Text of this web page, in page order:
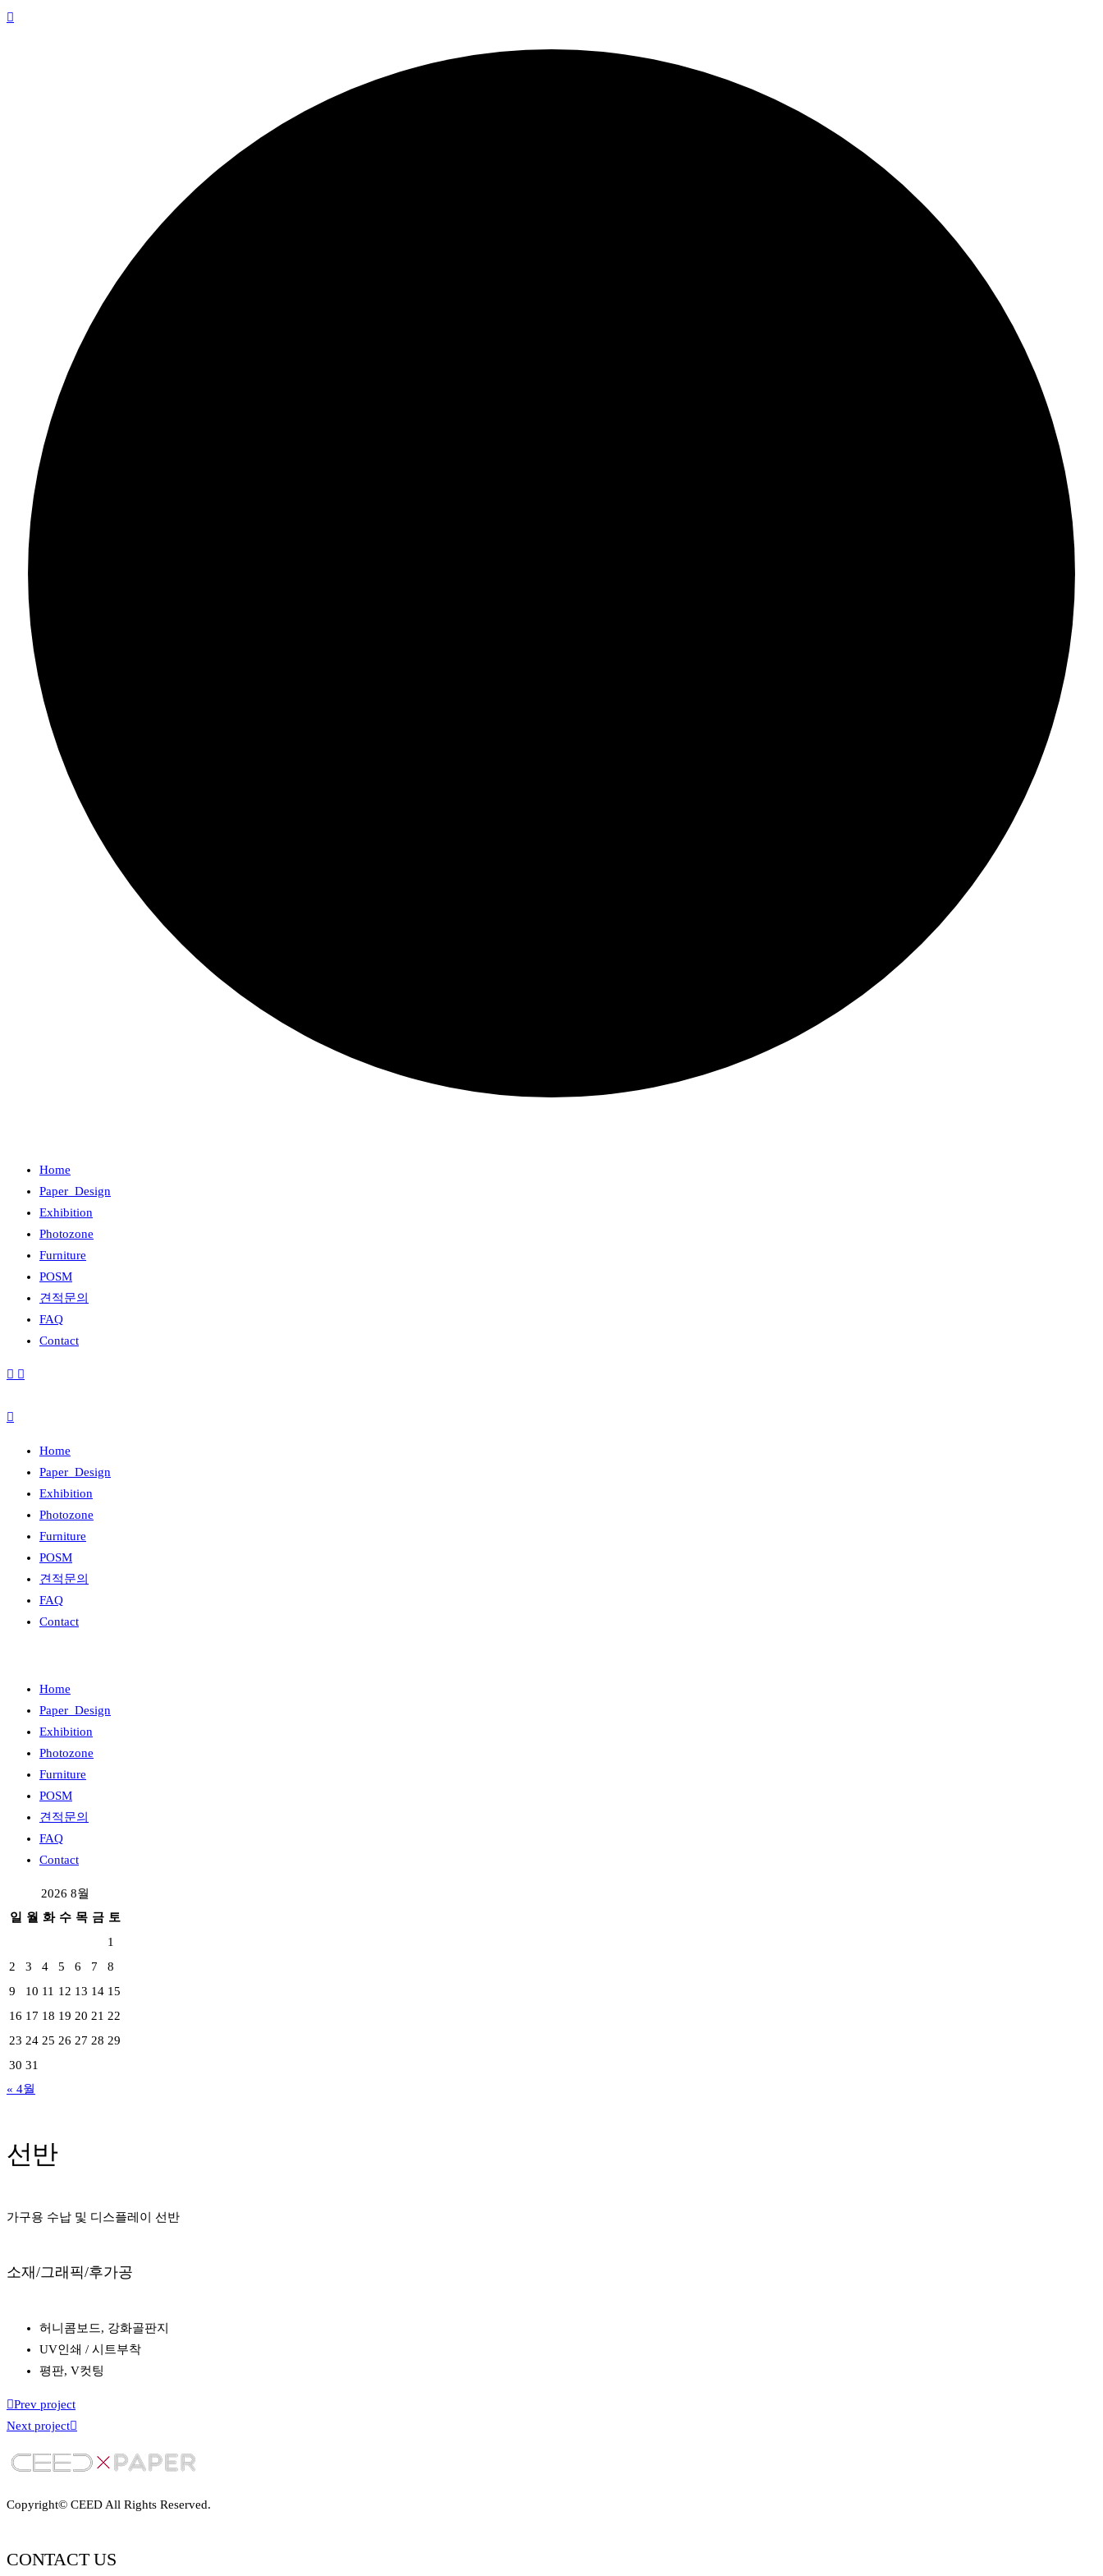
Home
Paper_Design
Exhibition
Photozone
Furniture
POSM
견적문의
FAQ
Contact
Home
Paper_Design
Exhibition
Photozone
Furniture
POSM
견적문의
FAQ
Contact
Home
Paper_Design
Exhibition
Photozone
Furniture
POSM
견적문의
FAQ
Contact
2026 8월
일 월 화 수 목 금 토
1
2
3 4 5 6 7
8
9
10 11 12 13 14 15
16 17 18 19 20 21 22
23 24 25 26 27 28 29
30 31
« 4월
선반
가구용 수납 및 디스플레이 선반
소재/그래픽/후가공
허니콤보드, 강화골판지
UV인쇄 / 시트부착
평판, V컷팅
Prev project
Next project
Copyright© CEED All Rights Reserved.
CONTACT US